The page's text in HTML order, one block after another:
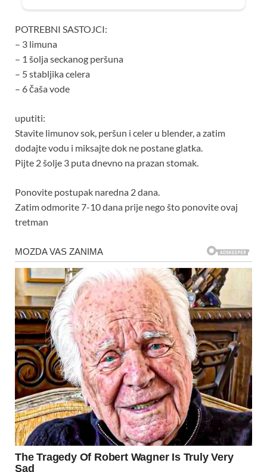
POTREBNI SASTOJCI:
– 3 limuna
– 1 šolja seckanog peršuna
– 5 stabljika celera
– 6 čaša vode
uputiti:
Stavite limunov sok, peršun i celer u blender, a zatim
dodajte vodu i miksajte dok ne postane glatka.
Pijte 2 šolje 3 puta dnevno na prazan stomak.
Ponovite postupak naredna 2 dana.
Zatim odmorite 7-10 dana prije nego što ponovite ovaj
tretman